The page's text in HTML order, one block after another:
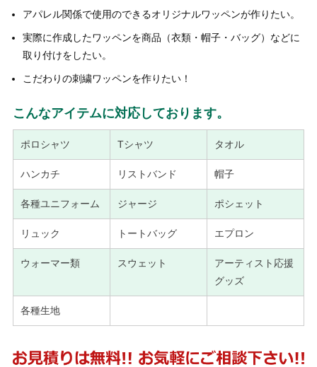
アパレル関係で使用のできるオリジナルワッペンが作りたい。
実際に作成したワッペンを商品（衣類・帽子・バッグ）などに
取り付けをしたい。
こだわりの刺繍ワッペンを作りたい！
こんなアイテムに対応しております。
ポロシャツ Tシャツ タオル
ハンカチ リストバンド 帽子
各種ユニフォーム ジャージ ポシェット
リュック トートバッグ エプロン
ウォーマー類 スウェット
アーティスト応援
グッズ
各種生地